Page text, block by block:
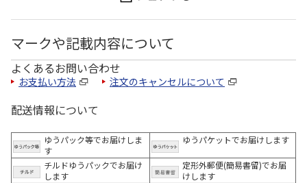
マークや記載内容について
よくあるお問い合わせ
お支払い方法 注文のキャンセルについて
配送情報について
ゆうパック等でお届けしま
す
ゆうパケットでお届けします
チルドゆうパックでお届け
します
定形外郵便(簡易書留)でお届
けします